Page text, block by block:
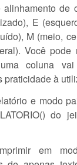
de
E
M (meio,
Você pode
coluna vai
praticidade à
e modo
do
em